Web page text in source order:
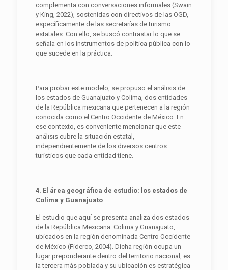
complementa con conversaciones informales (Swain
y King, 2022), sostenidas con directivos de las OGD,
específicamente de las secretarías de turismo
estatales. Con ello, se buscó contrastar lo que se
señala en los instrumentos de política pública con lo
que sucede en la práctica.
Para probar este modelo, se propuso el análisis de
los estados de Guanajuato y Colima, dos entidades
de la República mexicana que pertenecen a la región
conocida como el Centro Occidente de México. En
ese contexto, es conveniente mencionar que este
análisis cubre la situación estatal,
independientemente de los diversos centros
turísticos que cada entidad tiene.
4. El área geográfica de estudio: los estados de
Colima y Guanajuato
El estudio que aquí se presenta analiza dos estados
de la República Mexicana: Colima y Guanajuato,
ubicados en la región denominada Centro Occidente
de México (Fiderco, 2004). Dicha región ocupa un
lugar preponderante dentro del territorio nacional, es
la tercera más poblada y su ubicación es estratégica